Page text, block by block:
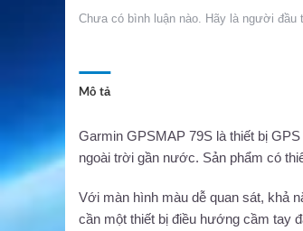
Chưa có bình luận nào. Hãy là người đầu
Mô tả
Garmin GPSMAP 79S là thiết bị
ngoài trời gần nước. Sản phẩm có
Với màn hình màu dễ quan sát, khả
cần một thiết bị điều hướng cầm tay